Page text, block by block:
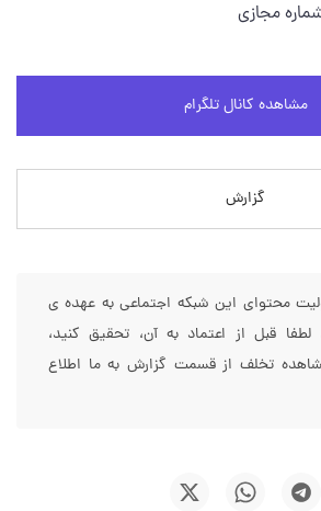
مجازی
مشاهده کانال تلگرام
گزارش
محتوای این شبکه اجتماعی به عهده ی
قبل از اعتماد به آن، تحقیق کنید،
تخلف از قسمت گزارش به ما اطلاع